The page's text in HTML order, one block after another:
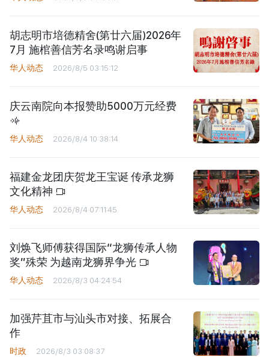
胡志明市培德精舍(第廿六届)2026年
7月 施棺善信芳名录鸣谢启事
华人动态 2026/8/5 03:15:12
庆云南院向本报赞助5000万元经费
华人动态 2026/8/4 10:38:14
福建金龙团庆贺龙王宝诞 传承龙狮
文化精神
华人动态 2026/8/4 07:11:45
刘焕飞师傅获得国际“龙狮传承人物
奖”殊荣 为越南龙狮界争光
华人动态 2026/8/3 04:24:54
加强芹苴市与汕头市对接、拓展合
作
时政 2026/8/3 03:08:37